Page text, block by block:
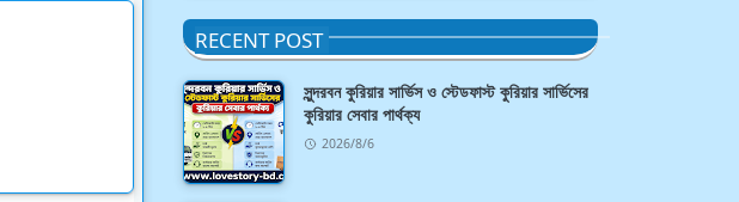
RECENT POST
সুন্দরবন কুরিয়ার সার্ভিস ও স্টেডফাস্ট কুরিয়ার সার্ভিসের
কুরিয়ার সেবার পার্থক্য
2026/8/6